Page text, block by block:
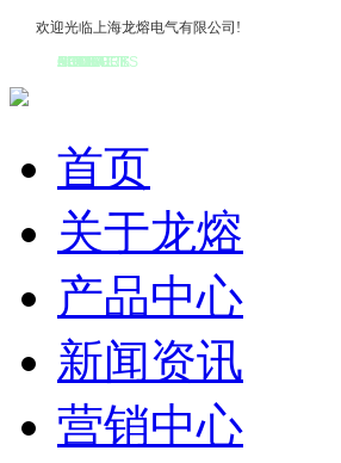
欢迎光临上海龙熔电气有限公司!
首页
HOME
关于龙熔
ABOUT US
产品中心
PRODUCTS
新闻资讯
NEWS
营销中心
NETWORK
JOBS
ONLINE
CONTACT